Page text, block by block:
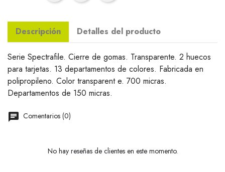
Descripción Detalles del producto
Serie Spectrafile. Cierre de gomas. Transparente. 2 huecos
para tarjetas. 13 departamentos de colores. Fabricada en
polipropileno. Color transparent e. 700 micras.
Departamentos de 150 micras.
Comentarios (0)
No hay reseñas de clientes en este momento.